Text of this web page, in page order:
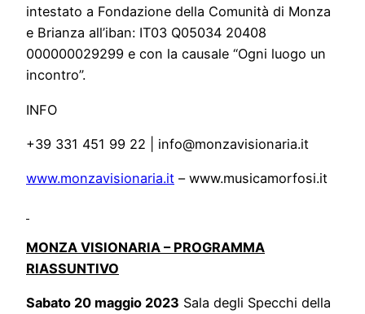
intestato a Fondazione della Comunità di Monza
e Brianza all’iban: IT03 Q05034 20408
000000029299 e con la causale “Ogni luogo un
incontro”.
INFO
+39 331 451 99 22 | info@monzavisionaria.it
www.monzavisionaria.it – www.musicamorfosi.it
MONZA VISIONARIA – PROGRAMMA
RIASSUNTIVO
Sabato 20 maggio 2023 Sala degli Specchi della